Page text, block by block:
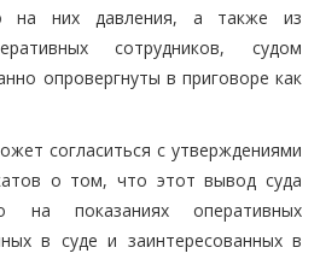
на них давления, а также из
сотрудников, судом
опровергнуты в приговоре как
согласиться с утверждениями
о том, что этот вывод суда
на показаниях оперативных
в суде и заинтересованных в